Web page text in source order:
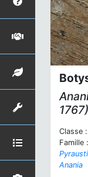
1767)
Classe :
Famille :
Anania